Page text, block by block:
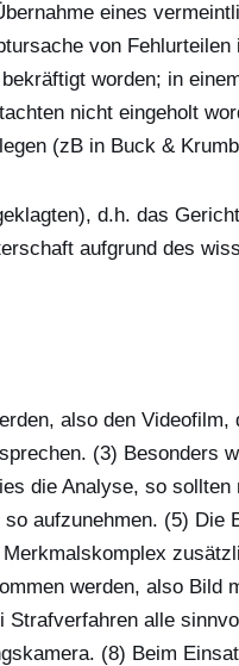
eines
von
worden; in
nicht eingeholt
(zB in Buck &
d.h. das
aufgrund des
also den
(3) Besonders
die Analyse, so
aufzunehmen. (5)
werden, also Bild
alle
(8) Beim